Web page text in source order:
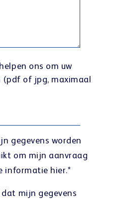
ons om uw
(pdf of jpg, maximaal
gegevens worden
om mijn aanvraag
informatie hier.*
mijn gegevens